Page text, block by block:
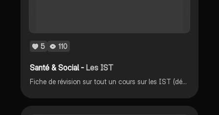
5 110
Santé & Social -Les IST
Fiche de révision sur tout un cours sur les IST (définitions , ex, ext…)